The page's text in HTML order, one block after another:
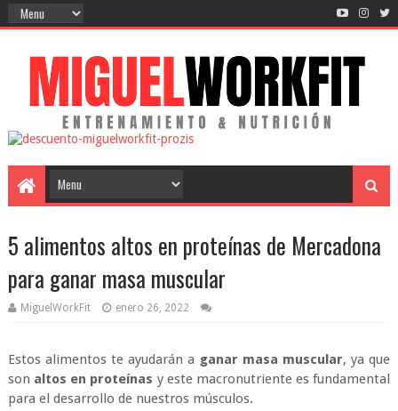
5 alimentos altos en proteínas de Mercadona
para ganar masa muscular
MiguelWorkFit enero 26, 2022
Estos alimentos te ayudarán a ganar masa muscular, ya que
son altos en proteínas y este macronutriente es fundamental
para el desarrollo de nuestros músculos.